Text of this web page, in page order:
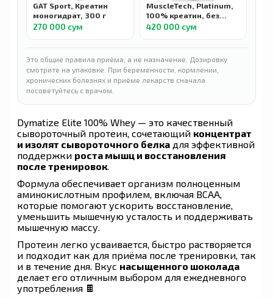
GAT Sport, Креатин
моногидрат, 300 г
270 000 сум
MuscleTech, Platinum,
100% креатин, без
вкус, 400 г
420 000 сум
Это общие правила приёма, а не назначение. Дозировку
смотрите на упаковке. При беременности, кормлении,
хронических болезнях и приёме лекарств сначала
посоветуйтесь с врачом.
Dymatize Elite 100% Whey — это качественный
сывороточный протеин, сочетающий концентрат
и изолят сывороточного белка для эффективной
поддержки роста мышц и восстановления
после тренировок
Формула обеспечивает организм полноценным
аминокислотным профилем, включая BCAA,
которые помогают ускорить восстановление,
уменьшить мышечную усталость и поддерживать
мышечную массу.
Протеин легко усваивается, быстро растворяется
и подходит как для приёма после тренировки, так
и в течение дня. Вкус насыщенного шоколада
делает его отличным выбором для ежедневного
употребления 🍫